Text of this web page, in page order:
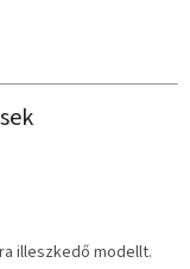
illeszkedő modellt.